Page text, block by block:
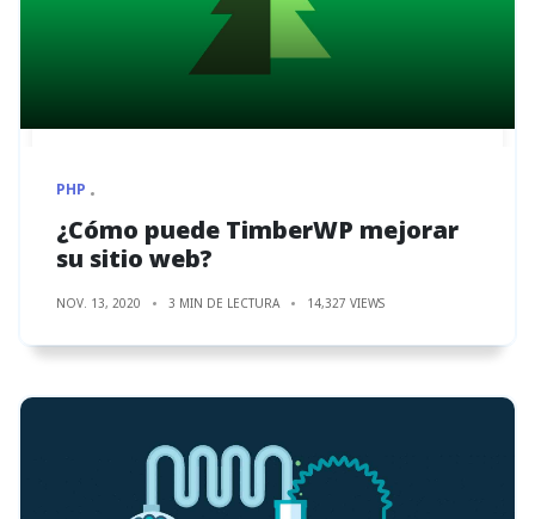
PHP
¿Cómo puede TimberWP mejorar
su sitio web?
NOV. 13, 2020 3 MIN DE LECTURA 14,327 VIEWS